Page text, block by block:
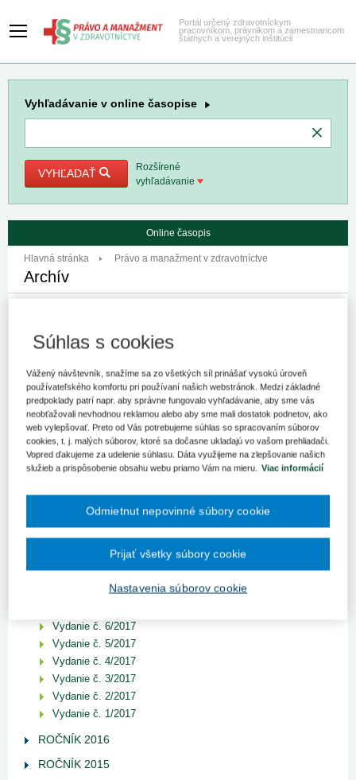
Portál určený zdravotníckym
pracovníkom, právnikom a zamestnancom
štátnych a verejných inštitúcií
Vyhľadávanie v online časopise
VYHĽADAŤ
Rozšírené
vyhľadávanie
Online časopis
Hlavná stránka Právo a manažment v zdravotníctve
Archív
ROČNÍK 2024
ROČNÍK 2023
ROČNÍK 2022
ROČNÍK 2021
ROČNÍK 2020
ROČNÍK 2019
ROČNÍK 2017
Vydanie č. 12/2017
Vydanie č. 11/2017
Vydanie č. 10/2017
Vydanie č. 9/2017
Vydanie č. 6/2017
Vydanie č. 5/2017
Vydanie č. 4/2017
Vydanie č. 3/2017
Vydanie č. 2/2017
Vydanie č. 1/2017
ROČNÍK 2016
ROČNÍK 2015
Súhlas s cookies
Vážený návštevník, snažíme sa zo všetkých síl prinášať vysokú úroveň
používateľského komfortu pri používaní našich webstránok. Medzi základné
predpoklady patrí napr. aby správne fungovalo vyhľadávanie, aby sme vás
neobťažovali nevhodnou reklamou alebo aby sme mali dostatok podnetov, ako
web vylepšovať. Preto od Vás potrebujeme súhlas so spracovaním súborov
cookies, t. j. malých súborov, ktoré sa dočasne ukladajú vo vašom prehliadači.
Vopred ďakujeme za udelenie súhlasu. Dáta využijeme na zlepšovanie našich
služieb a prispôsobenie obsahu webu priamo Vám na mieru.
Viac informácií
Nastavenia súborov cookie
Odmietnut nepovinné súbory cookie
Prijať všetky súbory cookie